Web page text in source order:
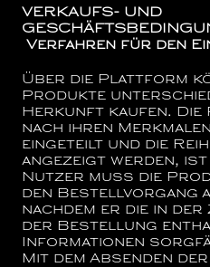
VERKAUFS- UND
Verfahren für den
Über die Plattform
Produkte
Herkunft kaufen. Die
nach ihren
eingeteilt und die
angezeigt werden,
Nutzer muss die
den Bestellvorgang
nachdem er die in der
der Bestellung
Informationen
Mit dem Absenden